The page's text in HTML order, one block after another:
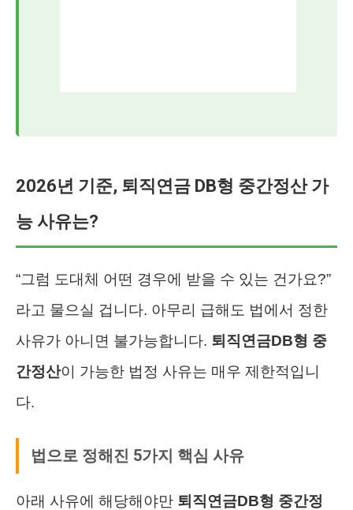
2026년 기준, 퇴직연금 DB형 중간정산 가
능 사유는?
“그럼 도대체 어떤 경우에 받을 수 있는 건가요?”
라고 물으실 겁니다. 아무리 급해도 법에서 정한
사유가 아니면 불가능합니다. 퇴직연금DB형 중
간정산이 가능한 법정 사유는 매우 제한적입니
다.
법으로 정해진 5가지 핵심 사유
아래 사유에 해당해야만 퇴직연금DB형 중간정